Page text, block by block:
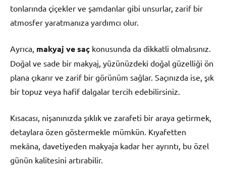
tonlarında çiçekler ve şamdanlar gibi unsurlar, zarif bir
atmosfer yaratmanıza yardımcı olur.
Ayrıca, makyaj ve saç konusunda da dikkatli olmalısınız.
Doğal ve sade bir makyaj, yüzünüzdeki doğal güzelliği ön
plana çıkarır ve zarif bir görünüm sağlar. Saçınızda ise, şık
bir topuz veya hafif dalgalar tercih edebilirsiniz.
Kısacası, nişanınızda şıklık ve zarafeti bir araya getirmek,
detaylara özen göstermekle mümkün. Kıyafetten
mekâna, davetiyeden makyaja kadar her ayrıntı, bu özel
günün kalitesini artırabilir.